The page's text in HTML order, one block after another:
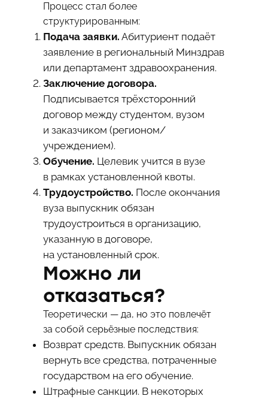
Процесс стал более
структурированным:
Подача заявки. Абитуриент подаёт
заявление в региональный Минздрав
или департамент здравоохранения.
Заключение договора.
Подписывается трёхсторонний
договор между студентом, вузом
и заказчиком (регионом/
учреждением).
Обучение. Целевик учится в вузе
в рамках установленной квоты.
Трудоустройство. После окончания
вуза выпускник обязан
трудоустроиться в организацию,
указанную в договоре,
на установленный срок.
Можно ли
отказаться?
Теоретически — да, но это повлечёт
за собой серьёзные последствия:
Возврат средств. Выпускник обязан
вернуть все средства, потраченные
государством на его обучение.
Штрафные санкции. В некоторых